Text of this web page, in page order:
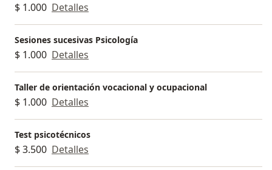
$ 1.000 Detalles
Sesiones sucesivas Psicología
$ 1.000 Detalles
Taller de orientación vocacional y ocupacional
$ 1.000 Detalles
Test psicotécnicos
$ 3.500 Detalles